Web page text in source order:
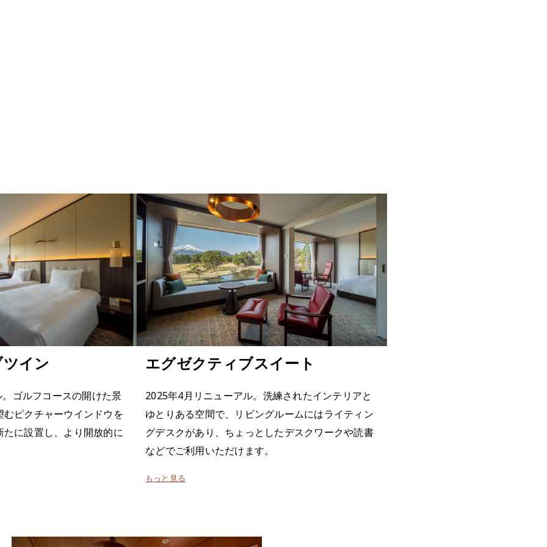
イン
ゴルフコースの開けた景
ピクチャーウインドウを
に設置し、より開放的に
エグゼクティブスイート
2025年4月リニューアル。洗練されたインテリアと
ゆとりある空間で、リビングルームにはライティン
グデスクがあり、ちょっとしたデスクワークや読書
などでご利用いただけます。
もっと見る